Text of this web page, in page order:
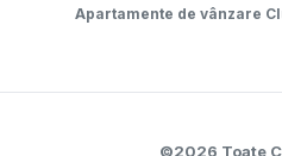
Apartamente de vânzare
©2026 Toate